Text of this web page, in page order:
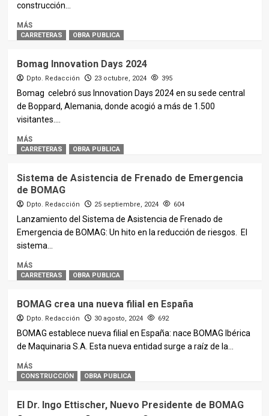
construcción...
MÁS
CARRETERAS OBRA PUBLICA
Bomag Innovation Days 2024
Dpto. Redacción 23 octubre, 2024 395
Bomag celebró sus Innovation Days 2024 en su sede central
de Boppard, Alemania, donde acogió a más de 1.500
visitantes....
MÁS
CARRETERAS OBRA PUBLICA
Sistema de Asistencia de Frenado de Emergencia
de BOMAG
Dpto. Redacción 25 septiembre, 2024 604
Lanzamiento del Sistema de Asistencia de Frenado de
Emergencia de BOMAG: Un hito en la reducción de riesgos. El
sistema...
MÁS
CARRETERAS OBRA PUBLICA
BOMAG crea una nueva filial en España
Dpto. Redacción 30 agosto, 2024 692
BOMAG establece nueva filial en España: nace BOMAG Ibérica
de Maquinaria S.A. Esta nueva entidad surge a raíz de la...
MÁS
CONSTRUCCIÓN OBRA PUBLICA
El Dr. Ingo Ettischer, Nuevo Presidente de BOMAG